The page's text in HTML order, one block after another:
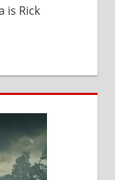
is Rick